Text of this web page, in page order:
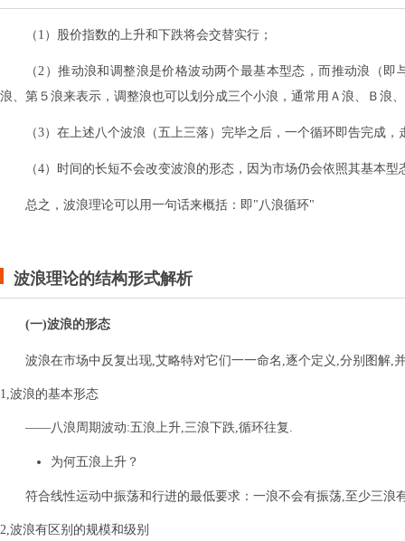
（1）股价指数的上升和下跌将会交替实行；
（2）推动浪和调整浪是价格波动两个最基本型态，而推动浪（
浪、第５浪来表示，调整浪也可以划分成三个小浪，通常用Ａ浪、Ｂ浪
（3）在上述八个波浪（五上三落）完毕之后，一个循环即告完成
（4）时间的长短不会改变波浪的形态，因为市场仍会依照其基本
总之，波浪理论可以用一句话来概括：即"八浪循环"
波浪理论的结构形式解析
(一)波浪的形态
波浪在市场中反复出现,艾略特对它们一一命名,逐个定义,分别图解,
1,波浪的基本形态
——八浪周期波动:五浪上升,三浪下跌,循环往复.
为何五浪上升？
符合线性运动中振荡和行进的最低要求：一浪不会有振荡,至少三
2,波浪有区别的规模和级别